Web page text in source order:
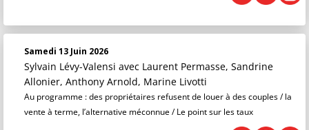
Samedi 13 Juin 2026
Sylvain Lévy-Valensi avec Laurent Permasse, Sandrine
Allonier, Anthony Arnold, Marine Livotti
Au programme : des propriétaires refusent de louer à des couples / la
vente à terme, l’alternative méconnue / Le point sur les taux